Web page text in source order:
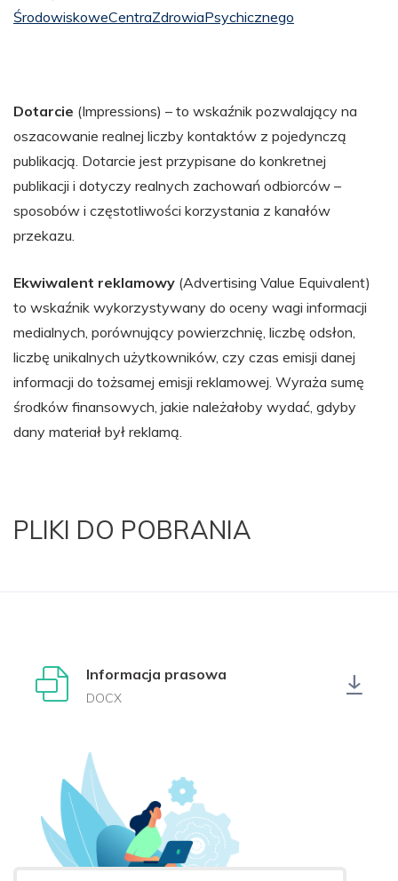
ŚrodowiskoweCentraZdrowiaPsychicznego
Dotarcie (Impressions) – to wskaźnik pozwalający na
oszacowanie realnej liczby kontaktów z pojedynczą
publikacją. Dotarcie jest przypisane do konkretnej
publikacji i dotyczy realnych zachowań odbiorców –
sposobów i częstotliwości korzystania z kanałów
przekazu.
Ekwiwalent reklamowy (Advertising Value Equivalent)
to wskaźnik wykorzystywany do oceny wagi informacji
medialnych, porównujący powierzchnię, liczbę odsłon,
liczbę unikalnych użytkowników, czy czas emisji danej
informacji do tożsamej emisji reklamowej. Wyraża sumę
środków finansowych, jakie należałoby wydać, gdyby
dany materiał był reklamą.
PLIKI DO POBRANIA
Informacja prasowa
DOCX